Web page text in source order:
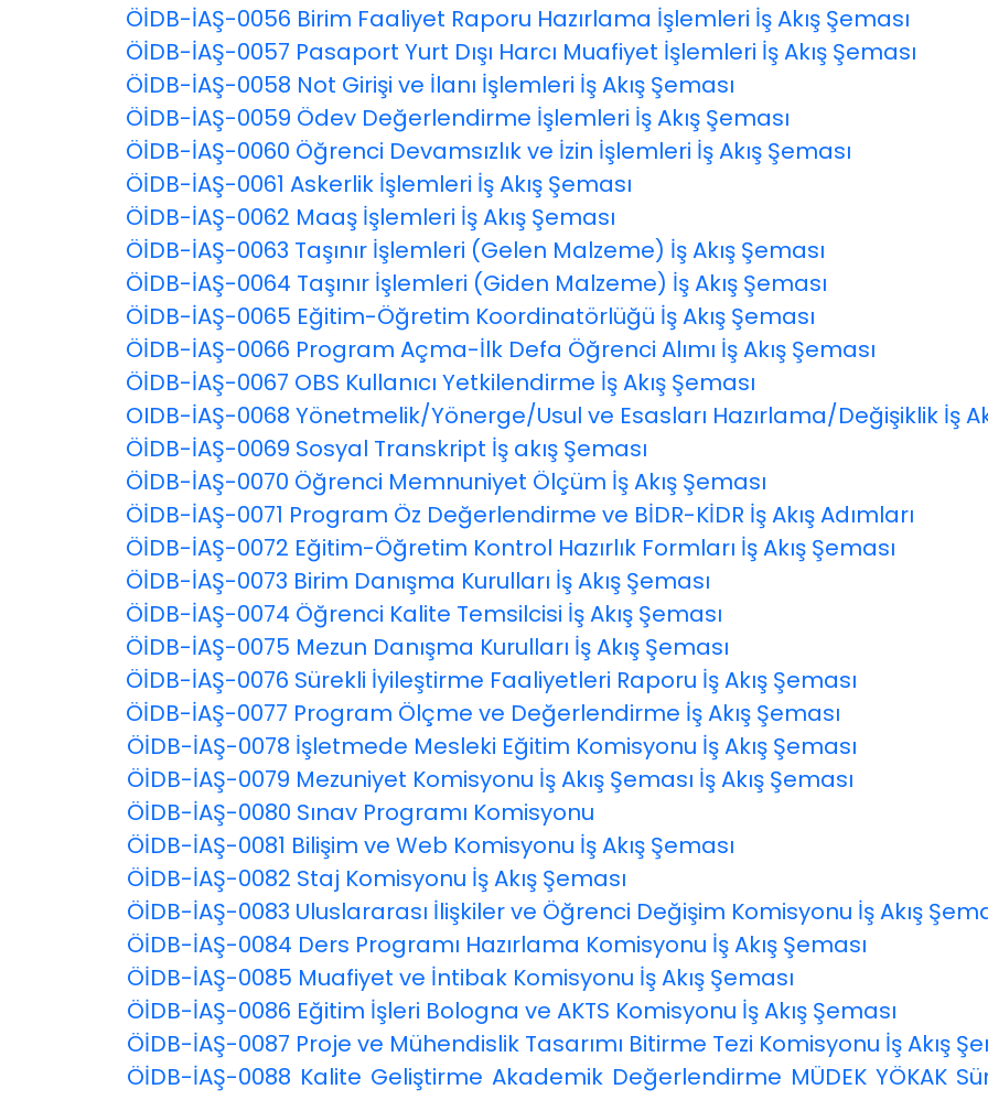
ÖİDB-İAŞ-0056 Birim Faaliyet Raporu Hazırlama İşlemleri İş Akış Şeması
ÖİDB-İAŞ-0057 Pasaport Yurt Dışı Harcı Muafiyet İşlemleri İş Akış Şeması
ÖİDB-İAŞ-0058 Not Girişi ve İlanı İşlemleri İş Akış Şeması
ÖİDB-İAŞ-0059 Ödev Değerlendirme İşlemleri İş Akış Şeması
ÖİDB-İAŞ-0060 Öğrenci Devamsızlık ve İzin İşlemleri İş Akış Şeması
ÖİDB-İAŞ-0061 Askerlik İşlemleri İş Akış Şeması
ÖİDB-İAŞ-0062 Maaş İşlemleri İş Akış Şeması
ÖİDB-İAŞ-0063 Taşınır İşlemleri (Gelen Malzeme) İş Akış Şeması
ÖİDB-İAŞ-0064 Taşınır İşlemleri (Giden Malzeme) İş Akış Şeması
ÖİDB-İAŞ-0065 Eğitim-Öğretim Koordinatörlüğü İş Akış Şeması
ÖİDB-İAŞ-0066 Program Açma-İlk Defa Öğrenci Alımı İş Akış Şeması
ÖİDB-İAŞ-0067 OBS Kullanıcı Yetkilendirme İş Akış Şeması
OIDB-İAŞ-0068 Yönetmelik/Yönerge/Usul ve Esasları Hazırlama/Değişiklik İş
ÖİDB-İAŞ-0069 Sosyal Transkript İş akış Şeması
ÖİDB-İAŞ-0070 Öğrenci Memnuniyet Ölçüm İş Akış Şeması
ÖİDB-İAŞ-0071 Program Öz Değerlendirme ve BİDR-KİDR İş Akış Adımları
ÖİDB-İAŞ-0072 Eğitim-Öğretim Kontrol Hazırlık Formları İş Akış Şeması
ÖİDB-İAŞ-0073 Birim Danışma Kurulları İş Akış Şeması
ÖİDB-İAŞ-0074 Öğrenci Kalite Temsilcisi İş Akış Şeması
ÖİDB-İAŞ-0075 Mezun Danışma Kurulları İş Akış Şeması
ÖİDB-İAŞ-0076 Sürekli İyileştirme Faaliyetleri Raporu İş Akış Şeması
ÖİDB-İAŞ-0077 Program Ölçme ve Değerlendirme İş Akış Şeması
ÖİDB-İAŞ-0078 İşletmede Mesleki Eğitim Komisyonu İş Akış Şeması
ÖİDB-İAŞ-0079 Mezuniyet Komisyonu İş Akış Şeması İş Akış Şeması
ÖİDB-İAŞ-0080 Sınav Programı Komisyonu
ÖİDB-İAŞ-0081 Bilişim ve Web Komisyonu İş Akış Şeması
ÖİDB-İAŞ-0082 Staj Komisyonu İş Akış Şeması
ÖİDB-İAŞ-0083 Uluslararası İlişkiler ve Öğrenci Değişim Komisyonu İş Akış
ÖİDB-İAŞ-0084 Ders Programı Hazırlama Komisyonu İş Akış Şeması
ÖİDB-İAŞ-0085 Muafiyet ve İntibak Komisyonu İş Akış Şeması
ÖİDB-İAŞ-0086 Eğitim İşleri Bologna ve AKTS Komisyonu İş Akış Şeması
ÖİDB-İAŞ-0087 Proje ve Mühendislik Tasarımı Bitirme Tezi Komisyonu İş Akış
ÖİDB-İAŞ-0088 Kalite Geliştirme Akademik Değerlendirme MÜDEK YÖKAK